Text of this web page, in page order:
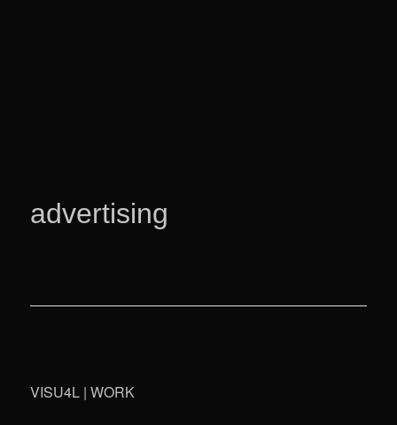
advertising
VISU4L | WORK